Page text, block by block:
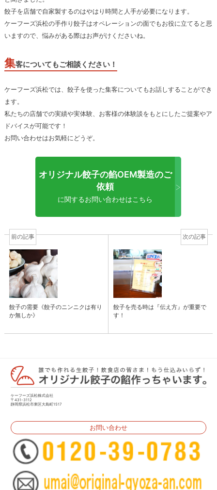
餃子を店舗で自家製するのはやはり時間と人手が必要になります。
ケーフーズ浜松の手作り餃子はオペレーションの面でもお役に立てると思
いますので、悩みがある際はお声がけくださいね。
集客についてもご相談ください！
ケーフーズ浜松では、餃子を使った集客についてもお話しすることができ
ます。
私たちの店舗での実績や実体験、お客様の体験談をもとにしたご提案やア
ドバイスが可能です！
お問い合わせはお気軽にどうぞ。
オリジナル餃子の餡OEM製造のご
依頼
に関するお問い合わせはこちら
>
前の記事
餃子の需要《餃子のニンニクは有り
か無しか》
次の記事
餃子を売る時は『伝え方』が重要で
す！
ケーフーズ浜松株式会社
〒431-3112
静岡県浜松市東区大島町1517
お問い合わせ